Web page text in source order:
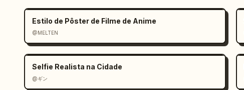
Estilo de Pôster de Filme de Anime
@MELTEN
Selfie Realista na Cidade
@ギン